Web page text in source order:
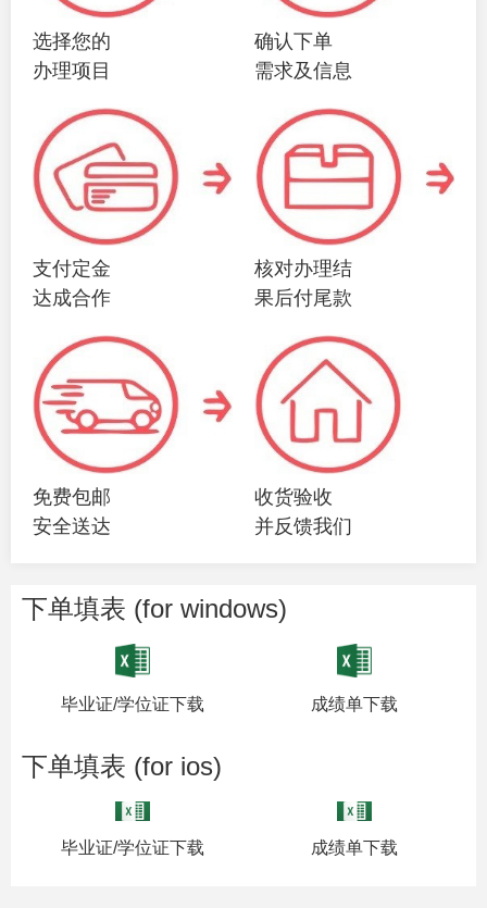
选择您的
办理项目
确认下单
需求及信息
支付定金
达成合作
核对办理结
果后付尾款
免费包邮
安全送达
收货验收
并反馈我们
下单填表 (for windows)
毕业证/学位证下载 成绩单下载
下单填表 (for ios)
毕业证/学位证下载 成绩单下载